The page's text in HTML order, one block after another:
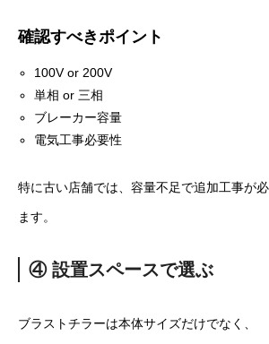
確認すべきポイント
100V or 200V
単相 or 三相
ブレーカー容量
電気工事必要性
特に古い店舗では、容量不足で追加工事が
ます。
④ 設置スペースで選ぶ
ブラストチラーは本体サイズだけでなく、